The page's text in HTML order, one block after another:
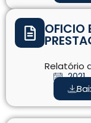
OFICIO
Relatório
2021